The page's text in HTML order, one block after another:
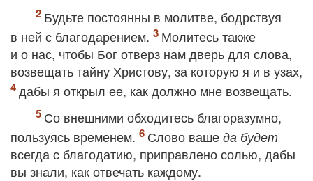
Будьте постоянны в молитве, бодрствуя
в ней с благодарением.
Молитесь также
и о нас, чтобы Бог отверз нам дверь для слова,
возвещать тайну Христову, за которую я и в узах,
дабы я открыл ее, как должно мне возвещать.
Со внешними обходитесь благоразумно,
пользуясь временем.
Слово ваше да будет
всегда с благодатию, приправлено солью, дабы
вы знали, как отвечать каждому.